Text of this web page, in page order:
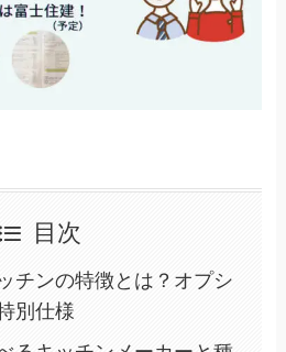
目次
チンの特徴とは？オプシ
別仕様